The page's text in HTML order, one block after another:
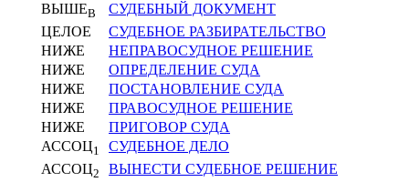
ВЫШЕВ
СУДЕБНЫЙ ДОКУМЕНТ
ЦЕЛОЕ
СУДЕБНОЕ РАЗБИРАТЕЛЬСТВО
НИЖЕ
НЕПРАВОСУДНОЕ РЕШЕНИЕ
НИЖЕ
ОПРЕДЕЛЕНИЕ СУДА
НИЖЕ
ПОСТАНОВЛЕНИЕ СУДА
НИЖЕ
ПРАВОСУДНОЕ РЕШЕНИЕ
НИЖЕ
ПРИГОВОР СУДА
АССОЦ1
СУДЕБНОЕ ДЕЛО
АССОЦ2
ВЫНЕСТИ СУДЕБНОЕ РЕШЕНИЕ